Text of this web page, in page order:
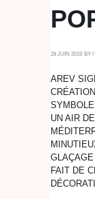
28 JUIN 2019 BY
AREV
UN AIR
FAIT DE